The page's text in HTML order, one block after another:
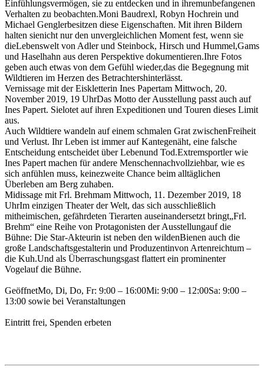
Einfühlungsvermögen, sie zu entdecken und in ihremunbefangenen
Verhalten zu beobachten.Moni Baudrexl, Robyn Hochrein und
Michael Genglerbesitzen diese Eigenschaften. Mit ihren Bildern
halten sienicht nur den unvergleichlichen Moment fest, wenn sie
dieLebenswelt von Adler und Steinbock, Hirsch und Hummel,Gams
und Haselhahn aus deren Perspektive dokumentieren.Ihre Fotos
geben auch etwas von dem Gefühl wieder,das die Begegnung mit
Wildtieren im Herzen des Betrachtershinterlässt.
Vernissage mit der Eiskletterin Ines Papertam Mittwoch, 20.
November 2019, 19 UhrDas Motto der Ausstellung passt auch auf
Ines Papert. Sielotet auf ihren Expeditionen und Touren dieses Limit
aus.
Auch Wildtiere wandeln auf einem schmalen Grat zwischenFreiheit
und Verlust. Ihr Leben ist immer auf Kantegenäht, eine falsche
Entscheidung entscheidet über Lebenund Tod.Extremsportler wie
Ines Papert machen für andere Menschennachvollziehbar, wie es
sich anfühlen muss, keinezweite Chance beim alltäglichen
Überleben am Berg zuhaben.
Midissage mit Frl. Brehmam Mittwoch, 11. Dezember 2019, 18
UhrIm einzigen Theater der Welt, das sich ausschließlich
mitheimischen, gefährdeten Tierarten auseinandersetzt bringt„Frl.
Brehm“ eine Reihe von Protagonisten der Ausstellungauf die
Bühne: Die Star-Akteurin ist neben den wildenBienen auch die
große Landschaftsgestalterin und Produzentinvon Artenreichtum –
die Kuh.Und als Überraschungsgast flattert ein prominenter
Vogelauf die Bühne.
GeöffnetMo, Di, Do, Fr: 9:00 – 16:00Mi: 9:00 – 12:00Sa: 9:00 –
13:00 sowie bei Veranstaltungen
Eintritt frei, Spenden erbeten